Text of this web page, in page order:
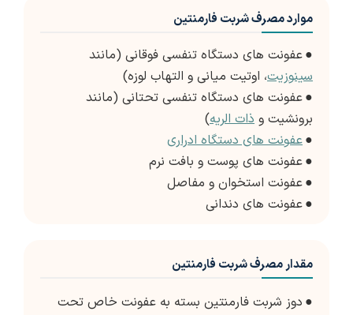
موارد مصرف شربت فارمنتین
●عفونت های دستگاه تنفسی فوقانی (مانند
سینوزیت، اوتیت میانی و التهاب لوزه)
●عفونت های دستگاه تنفسی تحتانی (مانند
برونشیت و ذات الریه)
●عفونت های دستگاه ادراری
●عفونت های پوست و بافت نرم
●عفونت استخوان و مفاصل
●عفونت های دندانی
مقدار مصرف شربت فارمنتین
● دوز شربت فارمنتین بسته به عفونت خاص تحت